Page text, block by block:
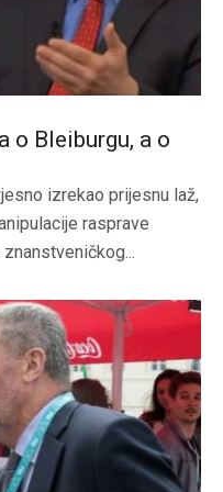
o Bleiburgu, a o
izrekao prijesnu laž,
rasprave